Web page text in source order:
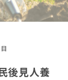
後見人養